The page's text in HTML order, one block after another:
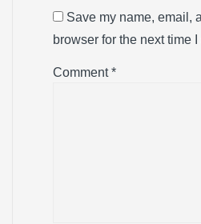
Save my name, email,
browser for the next time
Comment*